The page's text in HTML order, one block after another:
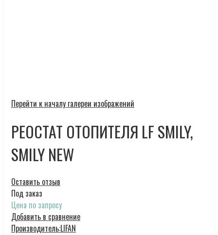
Перейти к началу галереи изображений
РЕОСТАТ ОТОПИТЕЛЯ LF SMILY,
SMILY NEW
Оставить отзыв
Под заказ
Цена по запросу
Добавить в сравнение
Производитель:LIFAN